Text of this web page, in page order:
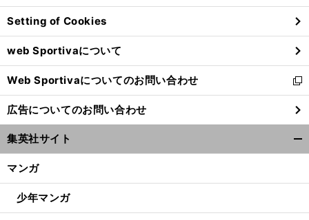
ン
ド
ウ
で
開
く
Setting of Cookies
web Sportivaについて
Web Sportivaについてのお問い合わせ
新
し
い
ウ
ィ
ン
ウ
開
広告についてのお問い合わせ
集英社サイト
マンガ
少年マンガ